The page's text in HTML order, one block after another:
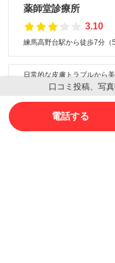
薬師堂診療所
3.10
練馬高野台駅から徒歩7分（
日常的な皮膚トラブルから
療をお届けします。
3.06
光が丘駅から徒歩9分（
口コミ投稿、写
電話する